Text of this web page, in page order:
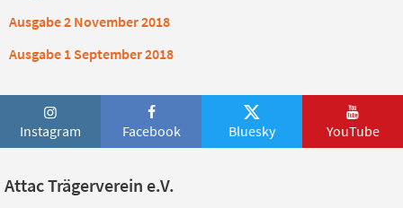
Ausgabe 2 November 2018
Ausgabe 1 September 2018
Instagram Facebook Bluesky YouTube
Attac Trägerverein e.V.